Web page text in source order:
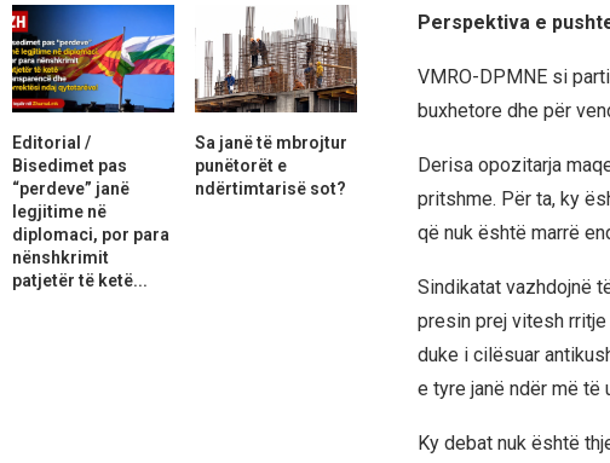
Perspektiva e
VMRO-DPMNE si
buxhetore dhe për
Derisa opozitarja
pritshme. Për ta, ky
që nuk është marrë
Sindikatat vazhdojnë
presin prej vitesh
duke i cilësuar
e tyre janë ndër më të
Ky debat nuk është
Editorial /
Bisedimet pas
“perdeve” janë
legjitime në
diplomaci, por para
nënshkrimit
patjetër të ketë...
Sa janë të mbrojtur
punëtorët e
ndërtimtarisë sot?